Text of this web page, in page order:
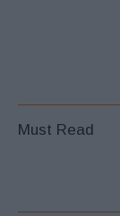
Must Read